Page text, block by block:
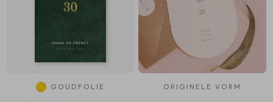
GOUDFOLIE ORIGINELE VORM